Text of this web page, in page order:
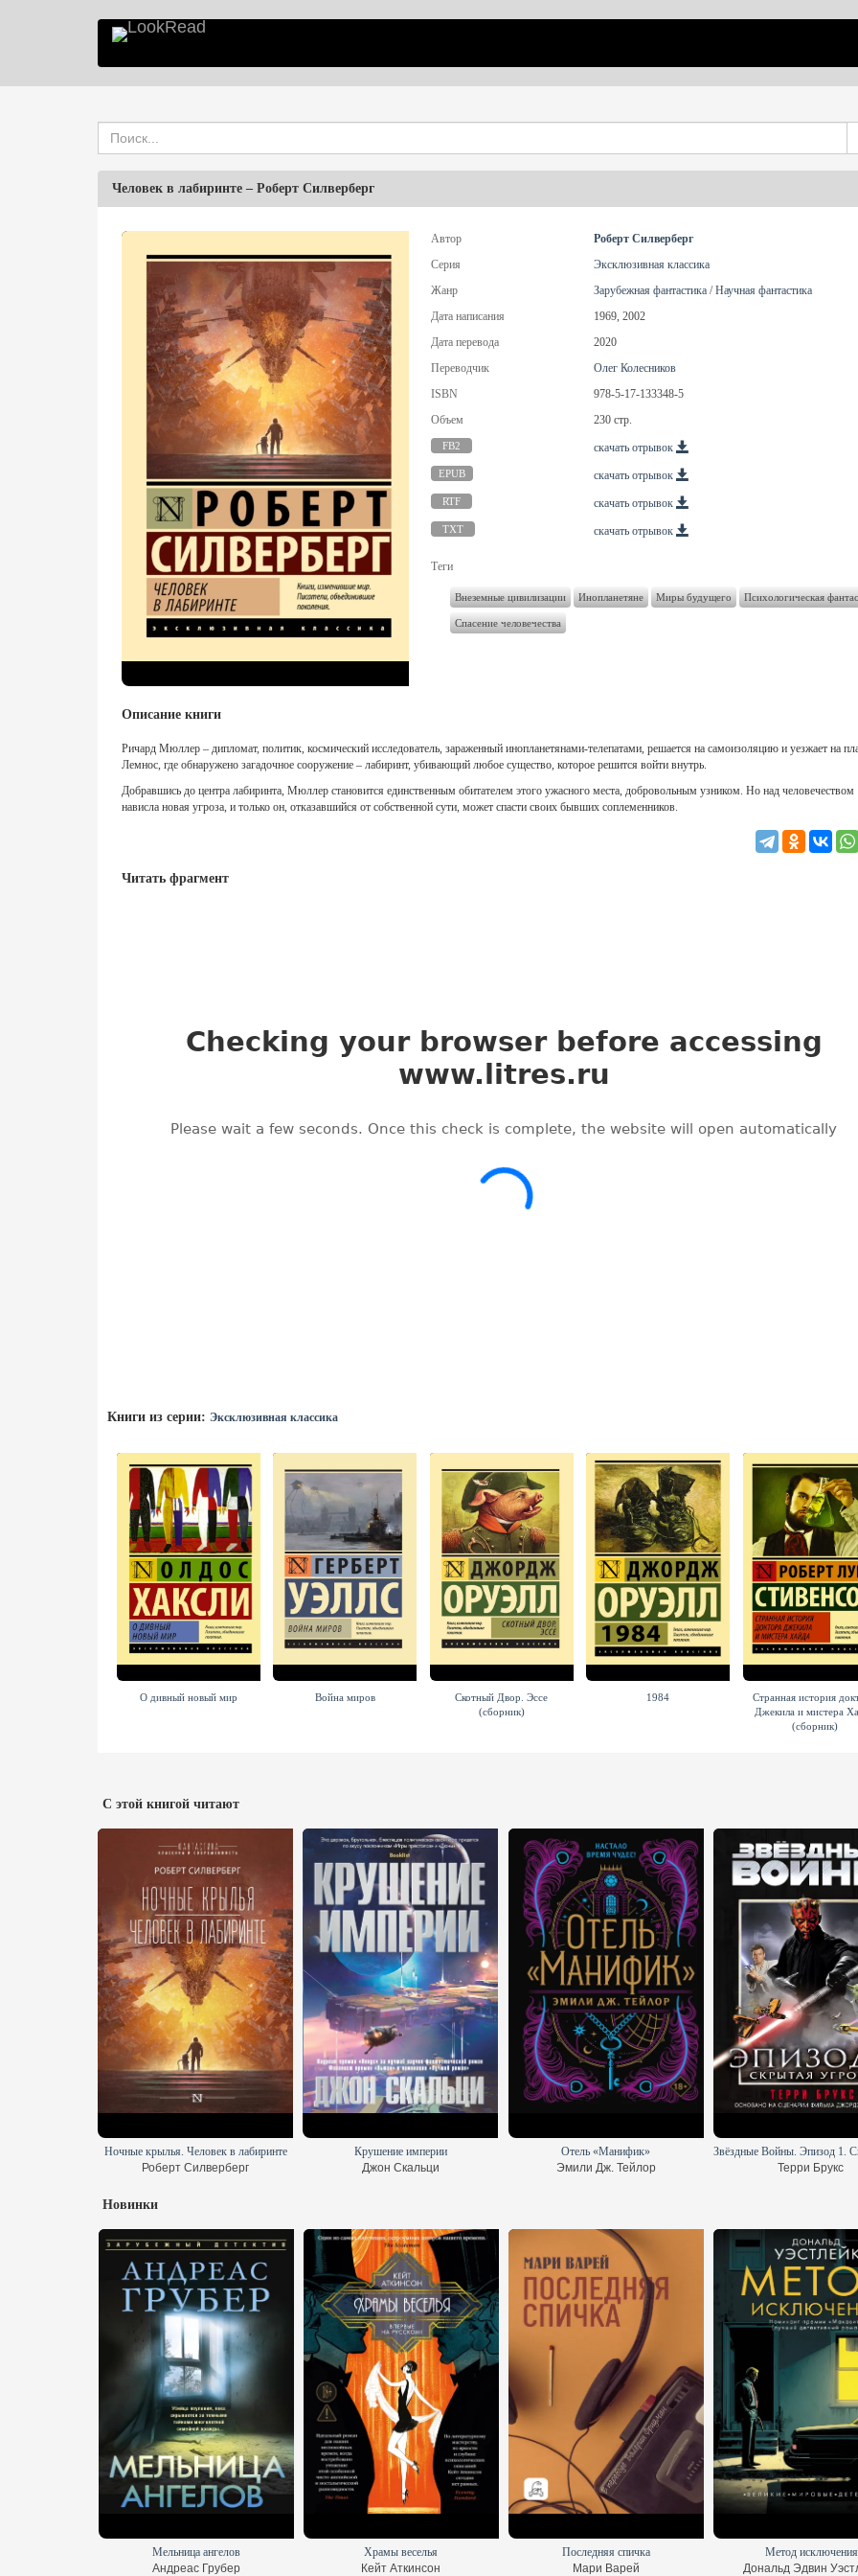
Человек в лабиринте – Роберт Силверберг
Автор
Роберт Силверберг
Серия
Эксклюзивная классика
Жанр
Зарубежная фантастика /Научная фантастика
Дата написания
1969, 2002
Дата перевода
2020
Переводчик
Олег Колесников
ISBN
978-5-17-133348-5
Объем
230 стр.
FB2 скачать отрывок
EPUB скачать отрывок
RTF скачать отрывок
TXT скачать отрывок
Теги
Внеземные цивилизации Инопланетяне Миры будущего Психологическая
Спасение человечества
Описание книги
Ричард Мюллер – дипломат, политик, космический исследователь, зараженный инопланетянами-телепатами, решается на самоизоляцию и уезжает на
Лемнос, где обнаружено загадочное сооружение – лабиринт, убивающий любое существо, которое решится войти внутрь.
Добравшись до центра лабиринта, Мюллер становится единственным обитателем этого ужасного места, добровольным узником. Но над человечеством
нависла новая угроза, и только он, отказавшийся от собственной сути, может спасти своих бывших соплеменников.
Читать фрагмент
Книги из серии: Эксклюзивная классика
О дивный новый мир Война миров
Скотный Двор. Эссе
(сборник)
1984
Странная история
Джекила и мистера
(сборник)
С этой книгой читают
Ночные крылья. Человек в лабиринте
Роберт Силверберг
Крушение империи
Джон Скальци
Отель «Манифик»
Эмили Дж. Тейлор
Терри Брукс
Новинки
Мельница ангелов
Андреас Грубер
Храмы веселья
Кейт Аткинсон
Последняя спичка
Мари Варей
Метод исключения
Дональд Эдвин